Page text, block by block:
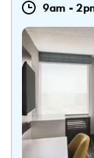
9am -